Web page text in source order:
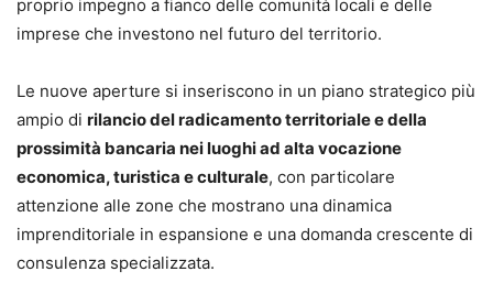
proprio impegno a fianco delle comunità locali e delle
imprese che investono nel futuro del territorio.
Le nuove aperture si inseriscono in un piano strategico più
ampio di rilancio del radicamento territoriale e della
prossimità bancaria nei luoghi ad alta vocazione
economica, turistica e culturale, con particolare
attenzione alle zone che mostrano una dinamica
imprenditoriale in espansione e una domanda crescente di
consulenza specializzata.